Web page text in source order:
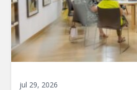
jul 29, 2026